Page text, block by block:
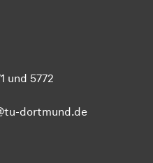
und 5772
dortmund.de